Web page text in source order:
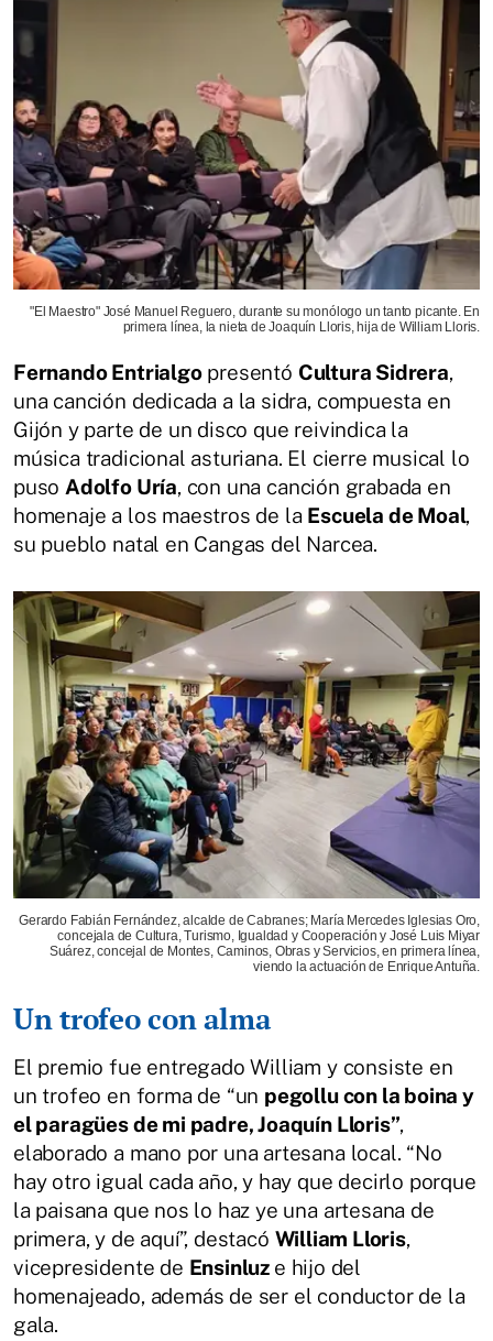
"El Maestro" José Manuel Reguero, durante su monólogo un tanto picante. En
primera línea, la nieta de Joaquín Lloris, hija de William Lloris.
Fernando Entrialgopresentó Cultura Sidrera,
una canción dedicada a la sidra, compuesta en
Gijón y parte de un disco que reivindica la
música tradicional asturiana. El cierre musical lo
puso Adolfo Uría, con una canción grabada en
homenaje a los maestros de la Escuela de Moal,
su pueblo natal en Cangas del Narcea.
Gerardo Fabián Fernández, alcalde de Cabranes; María Mercedes Iglesias Oro,
concejala de Cultura, Turismo, Igualdad y Cooperación y José Luis Miyar
Suárez, concejal de Montes, Caminos, Obras y Servicios, en primera línea,
viendo la actuación de Enrique Antuña.
Un trofeo con alma
El premio fue entregado William y consiste en
un trofeo en forma de “un pegollu con la boina y
el paragües de mi padre, Joaquín Lloris”,
elaborado a mano por una artesana local. “No
hay otro igual cada año, y hay que decirlo porque
la paisana que nos lo haz ye una artesana de
primera, y de aquí”, destacó William Lloris,
vicepresidente de Ensinluz e hijo del
homenajeado, además de ser el conductor de la
gala.